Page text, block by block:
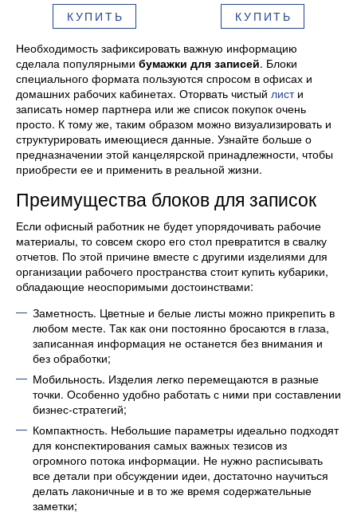
КУПИТЬ
КУПИТЬ
Необходимость зафиксировать важную информацию
сделала популярными бумажки для записей. Блоки
специального формата пользуются спросом в офисах и
домашних рабочих кабинетах. Оторвать чистый листи
записать номер партнера или же список покупок очень
просто. К тому же, таким образом можно визуализировать и
структурировать имеющиеся данные. Узнайте больше о
предназначении этой канцелярской принадлежности, чтобы
приобрести ее и применить в реальной жизни.
Преимущества блоков для записок
Если офисный работник не будет упорядочивать рабочие
материалы, то совсем скоро его стол превратится в свалку
отчетов. По этой причине вместе с другими изделиями для
организации рабочего пространства стоит купить кубарики,
обладающие неоспоримыми достоинствами:
Заметность. Цветные и белые листы можно прикрепить в
любом месте. Так как они постоянно бросаются в глаза,
записанная информация не останется без внимания и
без обработки;
Мобильность. Изделия легко перемещаются в разные
точки. Особенно удобно работать с ними при составлении
бизнес-стратегий;
Компактность. Небольшие параметры идеально подходят
для конспектирования самых важных тезисов из
огромного потока информации. Не нужно расписывать
все детали при обсуждении идеи, достаточно научиться
делать лаконичные и в то же время содержательные
заметки;